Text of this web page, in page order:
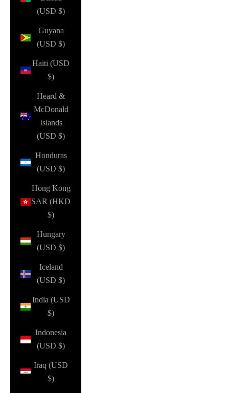
(USD $)
Guyana
(USD $)
Haiti (USD
$)
Heard &
McDonald
Islands
(USD $)
Honduras
(USD $)
Hong Kong
SAR (HKD
$)
Hungary
(USD $)
Iceland
(USD $)
India (USD
$)
Indonesia
(USD $)
Iraq (USD
$)